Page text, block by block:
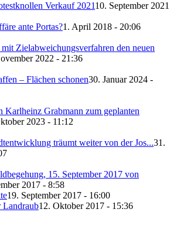
Verkauf 202110. September 2021
ante Portas?1. April 2018 - 20:06
Zielabweichungsverfahren den neuen
2022 - 21:36
– Flächen schonen30. Januar 2024 -
Karlheinz Grabmann zum geplanten
2023 - 11:12
träumt weiter von der Jos...31.
15. September 2017 von
2017 - 8:58
19. September 2017 - 16:00
Landraub12. Oktober 2017 - 15:36